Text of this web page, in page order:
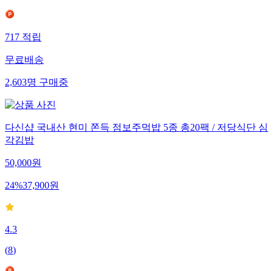
717적립
무료배송
2,603명구매중
다신샵 국내산 현미 쫀득 점보주먹밥 5종 총20팩 / 저당식단 심
각김밥
50,000원
24%37,900원
4.3
(8)